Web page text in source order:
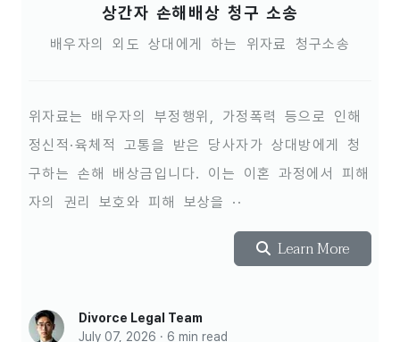
상간자 손해배상 청구 소송
배우자의 외도 상대에게 하는 위자료 청구소송
위자료는 배우자의 부정행위, 가정폭력 등으로 인해
정신적·육체적 고통을 받은 당사자가 상대방에게 청
구하는 손해 배상금입니다. 이는 이혼 과정에서 피해
자의 권리 보호와 피해 보상을 ··
Learn More
Divorce Legal Team
July 07, 2026 · 6 min read